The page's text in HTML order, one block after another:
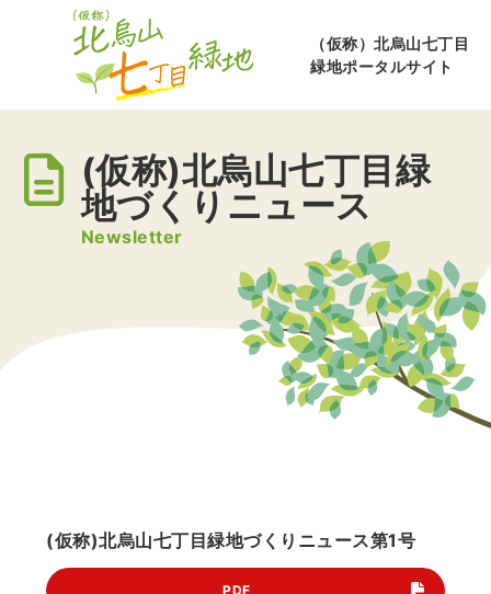
（仮称）北烏山七丁目
緑地ポータルサイト
(仮称)北烏山七丁目緑
地づくりニュース
Newsletter
(仮称)北烏山七丁目緑地づくりニュース第1号
PDF